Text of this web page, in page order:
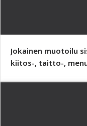
Jokainen muotoilu
kiitos-, taitto-,